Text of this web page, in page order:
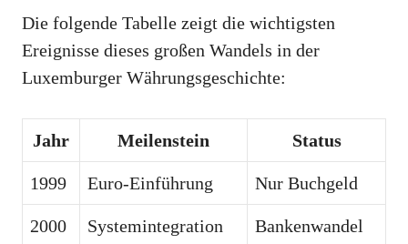
Die folgende Tabelle zeigt die wichtigsten
Ereignisse dieses großen Wandels in der
Luxemburger Währungsgeschichte:
Jahr Meilenstein Status
1999 Euro-Einführung Nur Buchgeld
2000 Systemintegration Bankenwandel